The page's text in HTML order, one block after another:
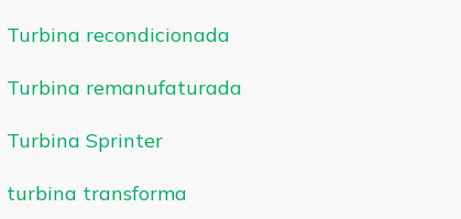
Turbina recondicionada
Turbina remanufaturada
Turbina Sprinter
turbina transforma